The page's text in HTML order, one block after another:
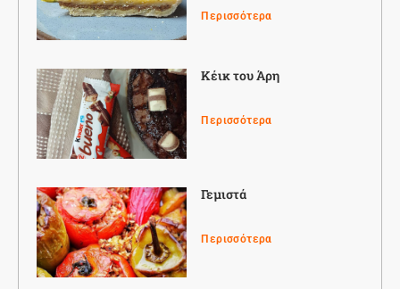
Περισσότερα
Κέικ του Άρη
Περισσότερα
Γεμιστά
Περισσότερα